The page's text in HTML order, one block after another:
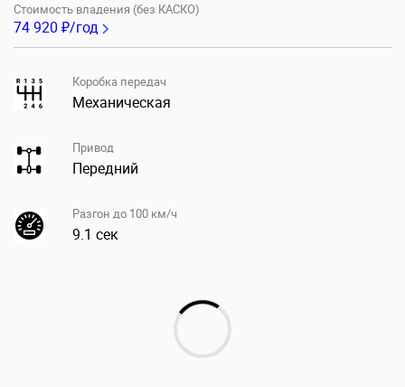
Стоимость владения (без КАСКО)
74 920 ₽/год
Коробка передач
Механическая
Привод
Передний
Разгон до 100 км/ч
9.1 сек